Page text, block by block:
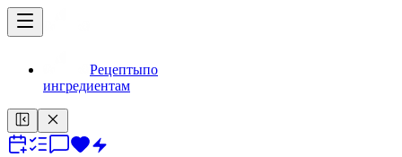
Рецептыпо
ингредиентам